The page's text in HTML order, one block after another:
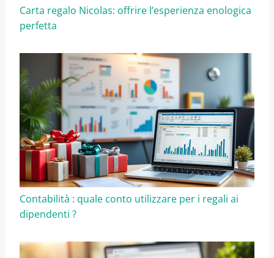
Carta regalo Nicolas: offrire l’esperienza enologica
perfetta
Contabilità : quale conto utilizzare per i regali ai
dipendenti ?